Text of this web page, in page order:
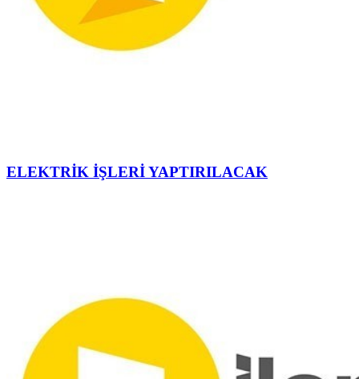
ELEKTRİK İŞLERİ YAPTIRILACAK